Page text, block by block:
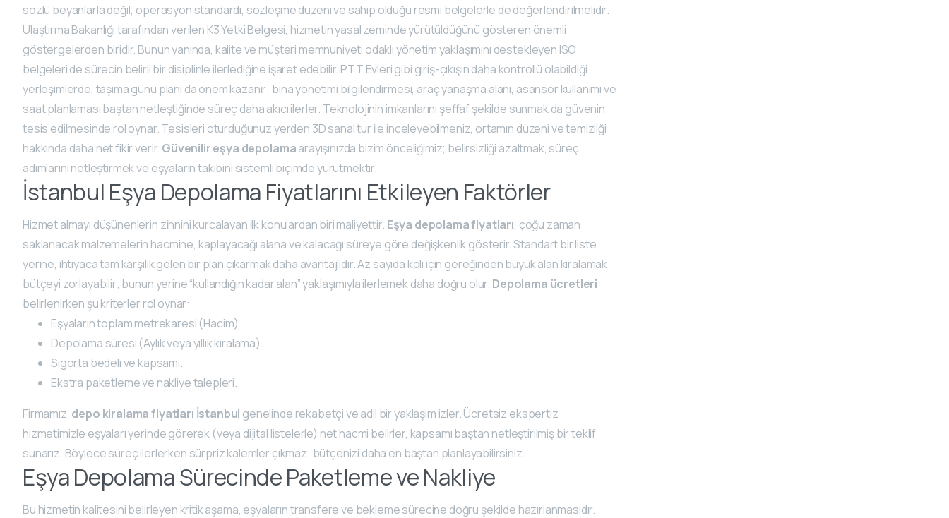
sözlü beyanlarla değil; operasyon standardı, sözleşme düzeni ve sahip olduğu resmi belgelerle de değerlendirilmelidir.
Ulaştırma Bakanlığı tarafından verilen K3 Yetki Belgesi, hizmetin yasal zeminde yürütüldüğünü gösteren önemli
göstergelerden biridir. Bunun yanında, kalite ve müşteri memnuniyeti odaklı yönetim yaklaşımını destekleyen ISO
belgeleri de sürecin belirli bir disiplinle ilerlediğine işaret edebilir. PTT Evleri gibi giriş-çıkışın daha kontrollü olabildiği
yerleşimlerde, taşıma günü planı da önem kazanır: bina yönetimi bilgilendirmesi, araç yanaşma alanı, asansör kullanımı ve
saat planlaması baştan netleştiğinde süreç daha akıcı ilerler. Teknolojinin imkanlarını şeffaf şekilde sunmak da güvenin
tesis edilmesinde rol oynar. Tesisleri oturduğunuz yerden 3D sanal tur ile inceleyebilmeniz, ortamın düzeni ve temizliği
hakkında daha net fikir verir. Güvenilir eşya depolamaarayışınızda bizim önceliğimiz; belirsizliği azaltmak, süreç
adımlarını netleştirmek ve eşyaların takibini sistemli biçimde yürütmektir.
İstanbul Eşya Depolama Fiyatlarını Etkileyen Faktörler
Hizmet almayı düşünenlerin zihnini kurcalayan ilk konulardan biri maliyettir. Eşya depolama fiyatları, çoğu zaman
saklanacak malzemelerin hacmine, kaplayacağı alana ve kalacağı süreye göre değişkenlik gösterir. Standart bir liste
yerine, ihtiyaca tam karşılık gelen bir plan çıkarmak daha avantajlıdır. Az sayıda koli için gereğinden büyük alan kiralamak
bütçeyi zorlayabilir; bunun yerine “kullandığın kadar alan” yaklaşımıyla ilerlemek daha doğru olur. Depolama ücretleri
belirlenirken şu kriterler rol oynar:
Eşyaların toplam metrekaresi (Hacim).
Depolama süresi (Aylık veya yıllık kiralama).
Sigorta bedeli ve kapsamı.
Ekstra paketleme ve nakliye talepleri.
Firmamız, depo kiralama fiyatları İstanbul genelinde rekabetçi ve adil bir yaklaşım izler. Ücretsiz ekspertiz
hizmetimizle eşyaları yerinde görerek (veya dijital listelerle) net hacmi belirler, kapsamı baştan netleştirilmiş bir teklif
sunarız. Böylece süreç ilerlerken sürpriz kalemler çıkmaz; bütçenizi daha en baştan planlayabilirsiniz.
Eşya Depolama Sürecinde Paketleme ve Nakliye
Bu hizmetin kalitesini belirleyen kritik aşama, eşyaların transfere ve bekleme sürecine doğru şekilde hazırlanmasıdır.